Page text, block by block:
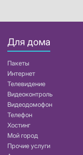
Для дома
Пакеты
Интернет
Телевидение
Видеоконтроль
Видеодомофон
Телефон
Хостинг
Мой город
Прочие услуги